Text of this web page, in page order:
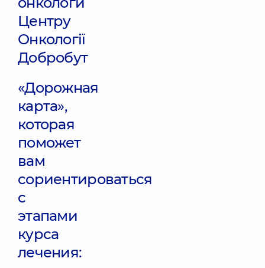
«Дорожная
карта»,
которая
поможет
вам
сориентироваться
с
этапами
курса
лечения: